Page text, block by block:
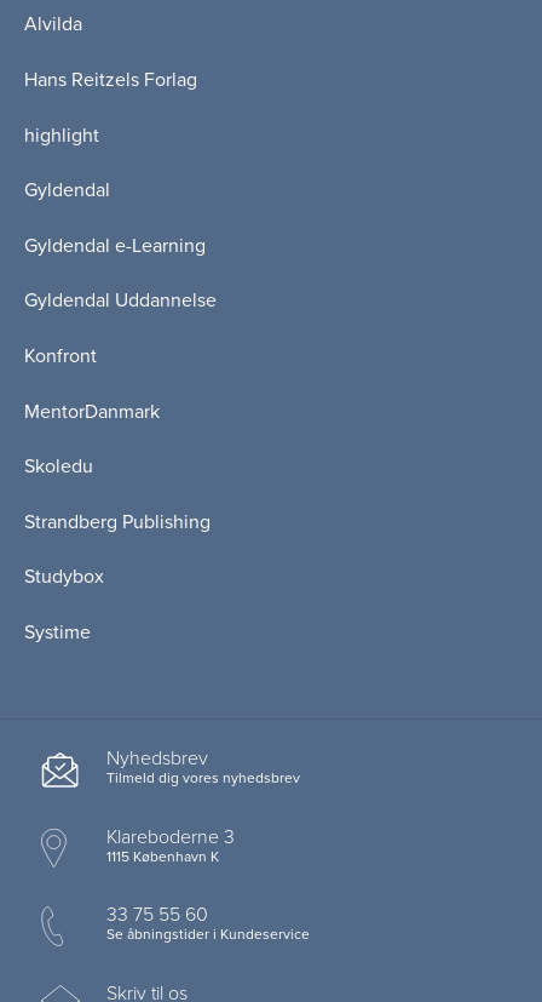
Alvilda
Hans Reitzels Forlag
highlight
Gyldendal
Gyldendal e-Learning
Gyldendal Uddannelse
Konfront
MentorDanmark
Skoledu
Strandberg Publishing
Studybox
Systime
Nyhedsbrev
Tilmeld dig vores nyhedsbrev
Klareboderne 3
1115 København K
33 75 55 60
Se åbningstider i Kundeservice
Skriv til os